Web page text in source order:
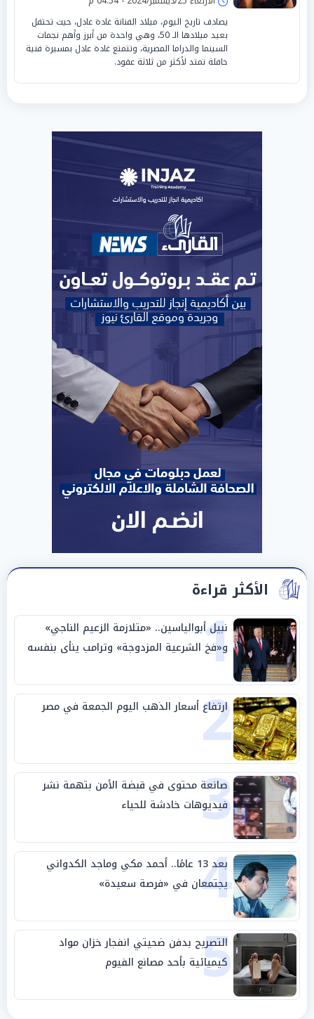
يصادف تاريخ اليوم، ميلاد الفنانة غادة عادل، حيث تحتفل
بعيد ميلادها الـ 50، وهي واحدة من أبرز وأهم نجمات
السينما والدراما المصرية، وتتمتع غادة عادل بمسيرة فنية
حافلة تمتد لأكثر من ثلاثة عقود.
الأكثر قراءة
1
نبيل أبوالياسين.. «متلازمة الزعيم الناجي»
و«فخ الشرعية المزدوجة» وترامب ينأى بنفسه
وحليفه في «ميتم استراتيجي»
2
ارتفاع أسعار الذهب اليوم الجمعة في مصر
3
صانعة محتوى في قبضة الأمن بتهمة نشر
فيديوهات خادشة للحياء
4 بعد 13 عامًا.. أحمد مكي وماجد الكدواني
يجتمعان في «فرصة سعيدة»
5
التصريح بدفن ضحيتي انفجار خزان مواد
كيميائية بأحد مصانع الفيوم